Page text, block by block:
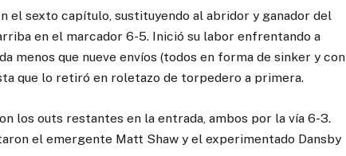
el sexto capítulo, sustituyendo al abridor y ganador del
en el marcador 6-5. Inició su labor enfrentando a
menos que nueve envíos (todos en forma de sinker y con
que lo retiró en roletazo de torpedero a primera.
los outs restantes en la entrada, ambos por la vía 6-3.
el emergente Matt Shaw y el experimentado Dansby